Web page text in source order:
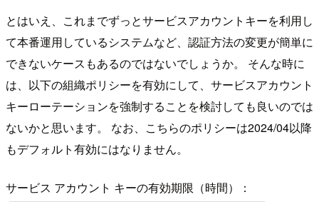
とはいえ、これまでずっとサービスアカウントキーを利用し
て本番運用しているシステムなど、認証方法の変更が簡単に
できないケースもあるのではないでしょうか。 そんな時に
は、以下の組織ポリシーを有効にして、サービスアカウント
キーローテーションを強制することを検討しても良いのでは
ないかと思います。 なお、こちらのポリシーは2024/04以降
もデフォルト有効にはなりません。
サービス アカウント キーの有効期限（時間）：